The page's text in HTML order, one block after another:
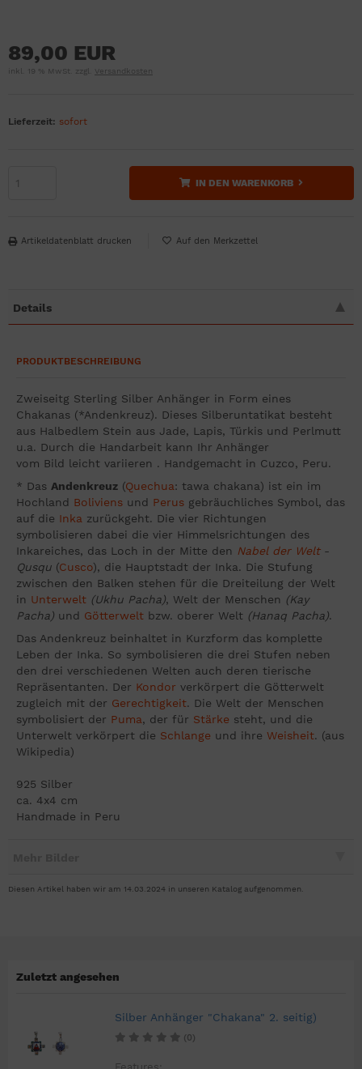
89,00 EUR
inkl. 19 % MwSt. zzgl. Versandkosten
Lieferzeit: sofort
IN DEN WARENKORB
Artikeldatenblatt drucken
Details
PRODUKTBESCHREIBUNG
Zweiseitg Sterling Silber Anhänger in Form eines
Chakanas (*Andenkreuz). Dieses Silberuntatikat besteht
aus Halbedlem Stein aus Jade, Lapis, Türkis und Perlmutt
u.a. Durch die Handarbeit kann Ihr Anhänger
vom Bild leicht variieren . Handgemacht in Cuzco, Peru.
* Das Andenkreuz (Quechua: tawa chakana) ist ein im
Hochland Boliviens und Perus gebräuchliches Symbol, das
auf die Inka zurückgeht. Die vier Richtungen
symbolisieren dabei die vier Himmelsrichtungen des
Inkareiches, das Loch in der Mitte den Nabel der Welt-
Qusqu (Cusco), die Hauptstadt der Inka. Die Stufung
zwischen den Balken stehen für die Dreiteilung der Welt
in Unterwelt (Ukhu Pacha), Welt der Menschen (Kay
Pacha) und Götterwelt bzw. oberer Welt (Hanaq Pacha).
Das Andenkreuz beinhaltet in Kurzform das komplette
Leben der Inka. So symbolisieren die drei Stufen neben
den drei verschiedenen Welten auch deren tierische
Repräsentanten. Der Kondor verkörpert die Götterwelt
zugleich mit der Gerechtigkeit. Die Welt der Menschen
symbolisiert der Puma, der für Stärke steht, und die
Unterwelt verkörpert die Schlange und ihre Weisheit. (aus
Wikipedia)
925 Silber
ca. 4x4 cm
Handmade in Peru
Diesen Artikel haben wir am 14.03.2024 in unseren Katalog aufgenommen.
Zuletzt angesehen
Silber Anhänger "Chakana" 2. seitig)
(0)